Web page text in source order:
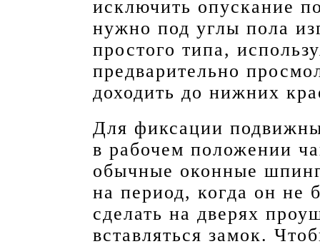
исключить опускание
нужно под углы пола
простого типа,
предварительно
доходить до нижних
Для фиксации
в рабочем положении
обычные оконные
на период, когда он не
сделать на дверях
вставляться замок.